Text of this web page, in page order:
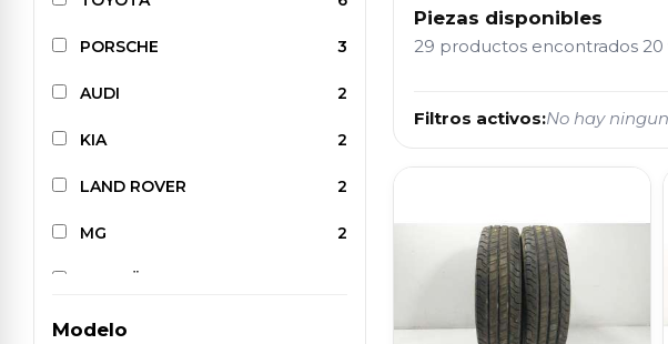
PORSCHE 3
AUDI 2
KIA 2
LAND ROVER 2
MG 2
CITROËN
FORD
Modelo
Piezas disponibles
29 productos encontrados 20
Filtros activos:No hay